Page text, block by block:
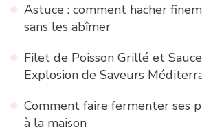
Astuce : comment hacher
sans les abîmer
Filet de Poisson Grillé et
Explosion de Saveurs
Comment faire fermenter ses
à la maison